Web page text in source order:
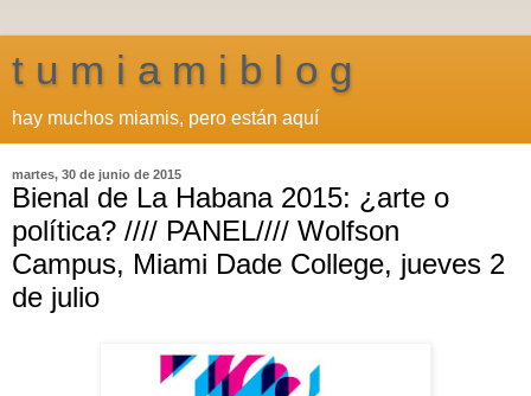
t u m i a m i b l o g
hay muchos miamis, pero están aquí
martes, 30 de junio de 2015
Bienal de La Habana 2015: ¿arte o
política? //// PANEL//// Wolfson
Campus, Miami Dade College, jueves 2
de julio